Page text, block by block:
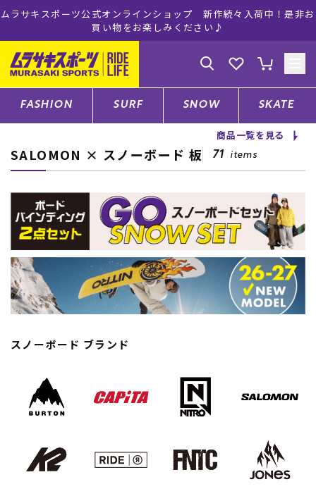
ムラサキスポーツ公式オンラインショップ 新作続々入荷中！是非お
買い物をお楽しみください♪
ゲスト様
ログイン 会員登録
店舗一覧
CATEGORY
ファッションTOP
サーフTOP
スノーTOP
CONTENTS SUPPORT
FASHION SURF SNOW SKATE
商品一覧を見る
SALOMON × スノーボード 板 71 items
スノーボード ブランド